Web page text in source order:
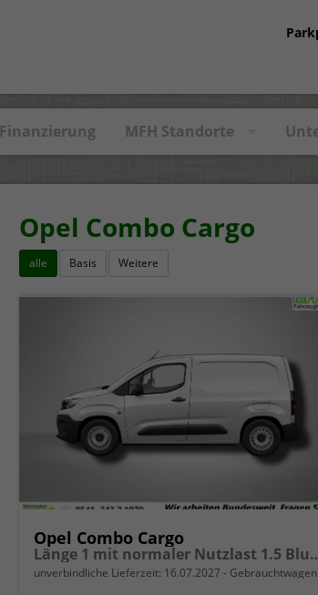
Finanzierung MFH Standorte
Opel Combo Cargo
alle Basis Weitere
Opel Combo Cargo
Länge 1 mit
unverbindliche Lieferzeit: 16.07.2027 Gebrauchtwagen